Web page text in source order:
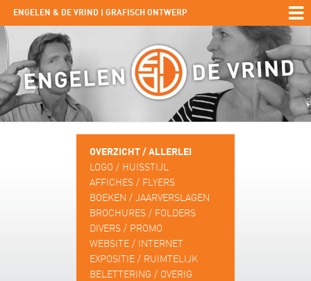
ENGELEN & DE VRIND | GRAFISCH ONTWERP
OVERZICHT / ALLERLEI
LOGO / HUISSTIJL
AFFICHES / FLYERS
BOEKEN / JAARVERSLAGEN
BROCHURES / FOLDERS
DIVERS / PROMO
WEBSITE / INTERNET
EXPOSITIE / RUIMTELIJK
BELETTERING / OVERIG